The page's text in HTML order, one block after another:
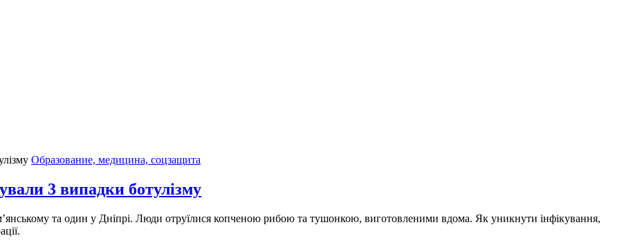
Образование, медицина, соцзащита
3 випадки ботулізму
та один у Дніпрі. Люди отруїлися копченою рибою та тушонкою, виготовленими вдома. Як уникнути інфікування,